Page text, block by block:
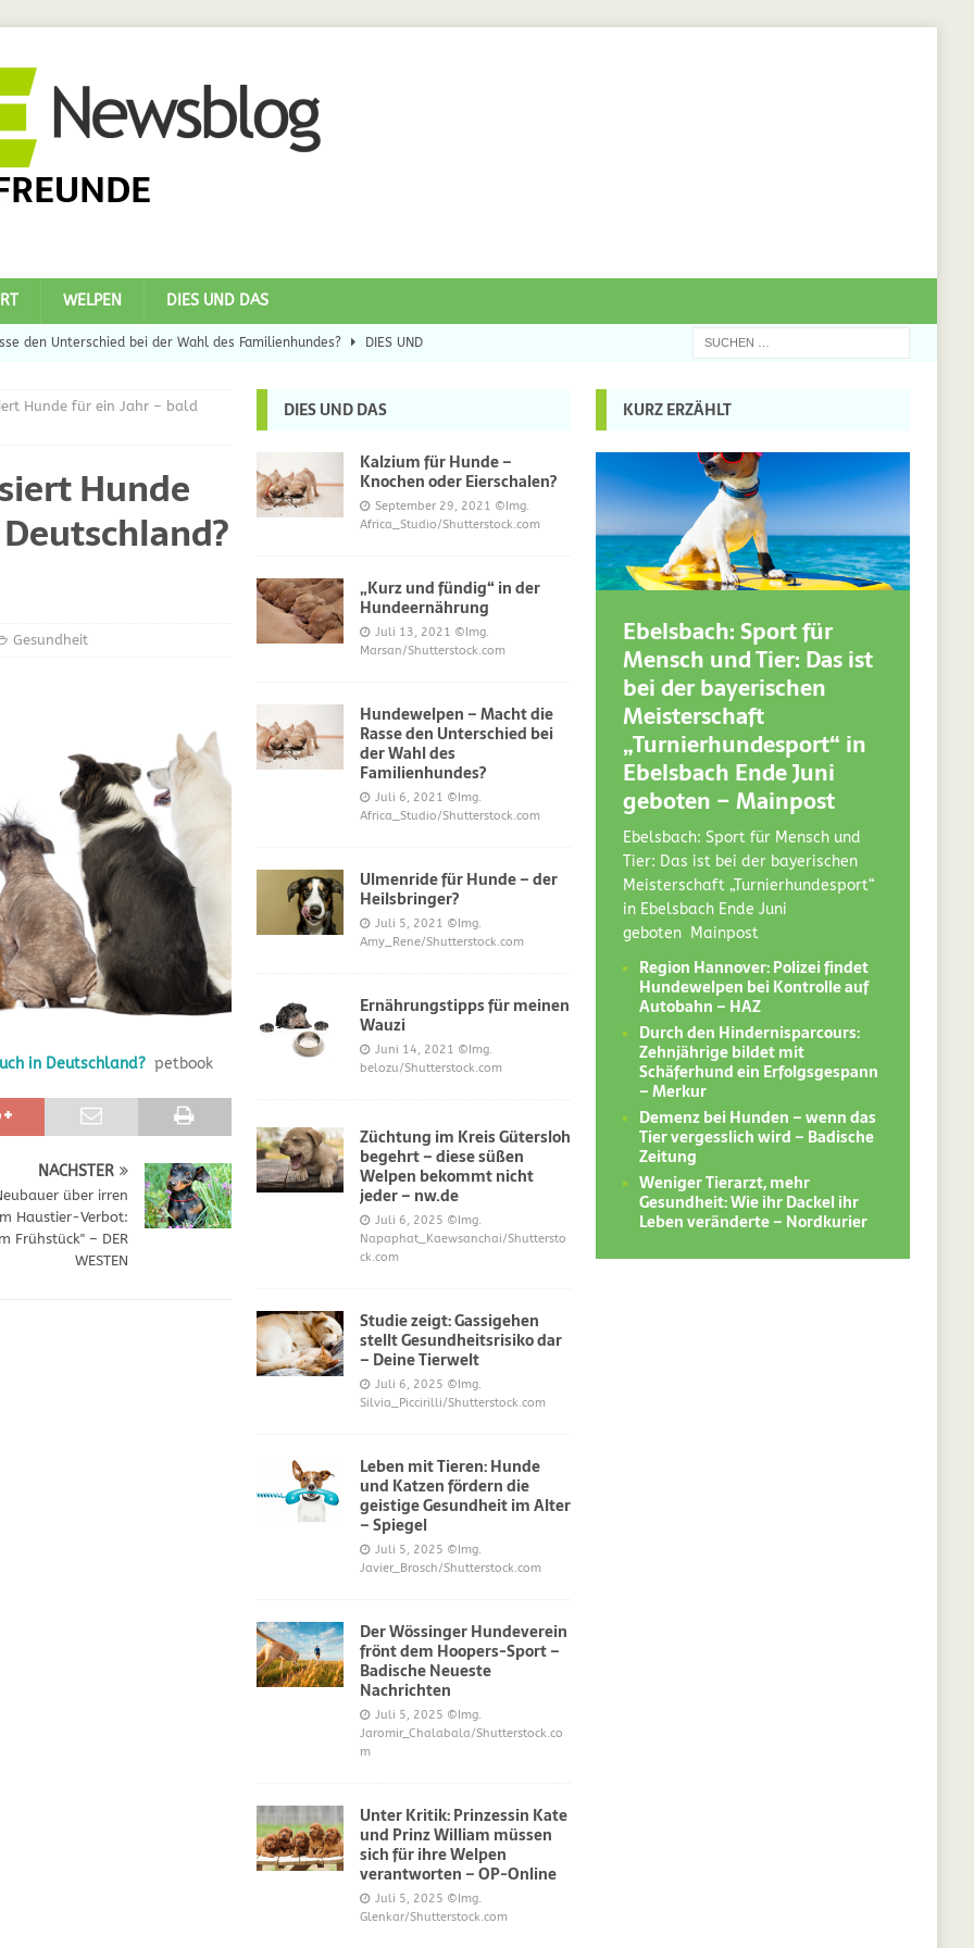
WELPEN DIES UND DAS
den Unterschied bei der Wahl des Familienhundes? DIES UND
UND DAS
neue Trend? DIES UND DAS
UND DAS
und Junghunde auf napfcheck-shop.de DIES UND DAS
und Katze bei napfcheck-shop.de
englischsprachigen Besucher on dogblogger.net DIES UND DAS
– diese süßen Welpen bekommt nicht jeder – nw.de
Gesundheitsrisiko dar – Deine Tierwelt GESUNDHEIT
fördern die geistige Gesundheit im Alter – Spiegel
dem Hoopers-Sport – Badische Neueste Nachrichten SPORT
DIES UND DAS
Hunde für ein Jahr – bald
Hunde
Gesundheit
in Deutschland? petbook
NÄCHSTER
über irren
Haustier-Verbot:
Frühstück" – DER
WESTEN
DIES UND DAS
Kalzium für Hunde –
Knochen oder Eierschalen?
September 29, 2021 ©Img.
Africa_Studio/Shutterstock.com
„Kurz und fündig“ in der
Hundeernährung
Juli 13, 2021 ©Img.
Marsan/Shutterstock.com
Hundewelpen – Macht die
Rasse den Unterschied bei
der Wahl des
Familienhundes?
Juli 6, 2021 ©Img.
Africa_Studio/Shutterstock.com
Ulmenride für Hunde – der
Heilsbringer?
Juli 5, 2021 ©Img.
Amy_Rene/Shutterstock.com
Ernährungstipps für meinen
Wauzi
Juni 14, 2021 ©Img.
belozu/Shutterstock.com
Züchtung im Kreis Gütersloh
begehrt – diese süßen
Welpen bekommt nicht
jeder – nw.de
Juli 6, 2025 ©Img.
Napaphat_Kaewsanchai/Shuttersto
ck.com
Studie zeigt: Gassigehen
stellt Gesundheitsrisiko dar
– Deine Tierwelt
Juli 6, 2025 ©Img.
Silvia_Piccirilli/Shutterstock.com
Leben mit Tieren: Hunde
und Katzen fördern die
geistige Gesundheit im Alter
– Spiegel
Juli 5, 2025 ©Img.
Javier_Brosch/Shutterstock.com
Der Wössinger Hundeverein
frönt dem Hoopers-Sport –
Badische Neueste
Nachrichten
Juli 5, 2025 ©Img.
Jaromir_Chalabala/Shutterstock.co
m
Unter Kritik: Prinzessin Kate
und Prinz William müssen
sich für ihre Welpen
verantworten – OP-Online
Juli 5, 2025 ©Img.
Glenkar/Shutterstock.com
KURZ ERZÄHLT
Ebelsbach: Sport für
Mensch und Tier: Das ist
bei der bayerischen
Meisterschaft
„Turnierhundesport“ in
Ebelsbach Ende Juni
geboten – Mainpost
Ebelsbach: Sport für Mensch und
Tier: Das ist bei der bayerischen
Meisterschaft „Turnierhundesport“
in Ebelsbach Ende Juni
geboten Mainpost
Region Hannover: Polizei findet
Hundewelpen bei Kontrolle auf
Autobahn – HAZ
Durch den Hindernisparcours:
Zehnjährige bildet mit
Schäferhund ein Erfolgsgespann
– Merkur
Demenz bei Hunden – wenn das
Tier vergesslich wird – Badische
Zeitung
Weniger Tierarzt, mehr
Gesundheit: Wie ihr Dackel ihr
Leben veränderte – Nordkurier